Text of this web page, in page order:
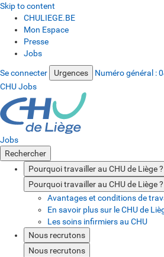
Skip to content
CHULIEGE.BE
Mon Espace
Presse
Jobs
Se connecter Urgences Numéro général :
CHU Jobs
Jobs
Rechercher
Pourquoi travailler au CHU de Liège ?
Pourquoi travailler au CHU de Liège ?
Avantages et conditions de
En savoir plus sur le CHU de
Les soins infirmiers au CHU
Nous recrutons
Nous recrutons